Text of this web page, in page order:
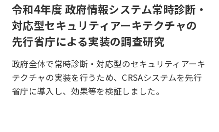
令和4年度 政府情報システム常時診断・
対応型セキュリティアーキテクチャの
先行省庁による実装の調査研究
政府全体で常時診断・対応型のセキュリティアーキ
テクチャの実装を行うため、CRSAシステムを先行
省庁に導入し、効果等を検証しました。